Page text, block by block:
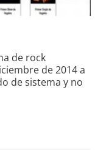
de rock
de 2014 a
de sistema y no